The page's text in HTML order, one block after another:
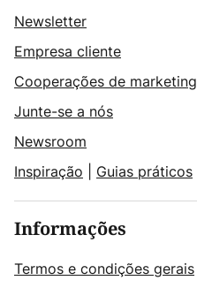
Newsletter
Empresa cliente
Cooperações de marketing
Junte-se a nós
Newsroom
Inspiração
Guias práticos
Informações
Termos e condições gerais